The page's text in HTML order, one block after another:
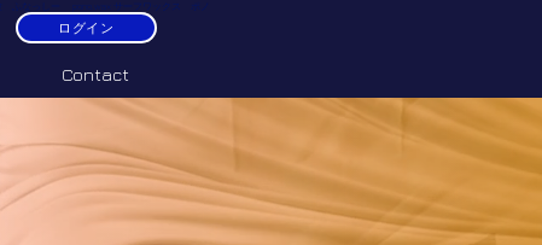
ふなっしー pono.wax サーフワックス ポノ
Contact
ログイン